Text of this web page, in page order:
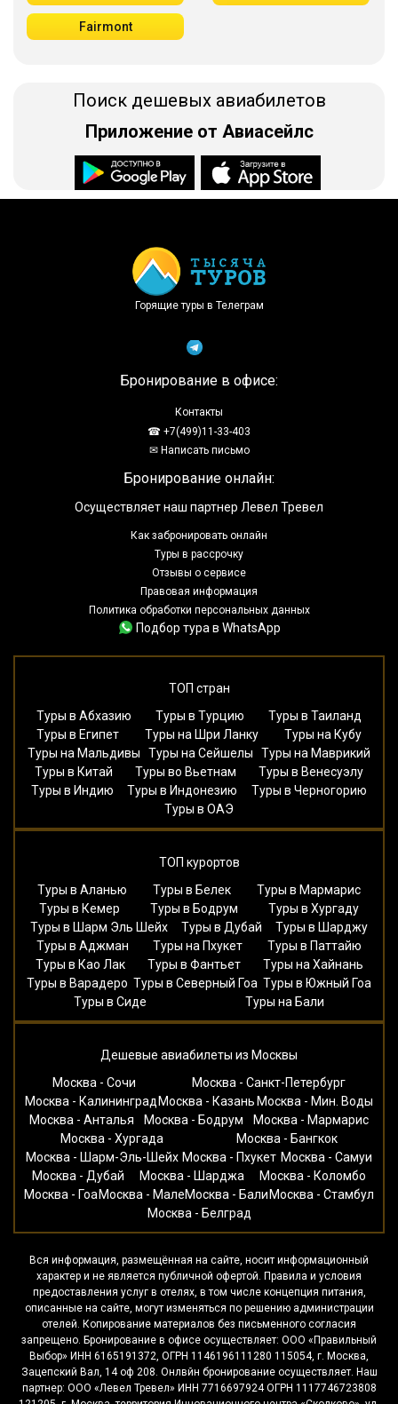
Fairmont
Поиск дешевых авиабилетов
Приложение от Авиасейлс
Горящие туры в Телеграм
Бронирование в офисе:
Контакты
☎ +7(499)11-33-403
✉ Написать письмо
Бронирование онлайн:
Осуществляет наш партнер Левел Тревел
Как забронировать онлайн
Туры в рассрочку
Отзывы о сервисе
Правовая информация
Политика обработки персональных данных
Подбор тура в WhatsApp
ТОП стран
Туры в Абхазию
Туры в Турцию
Туры в Таиланд
Туры в Египет
Туры на Шри Ланку
Туры на Кубу
Туры на Мальдивы
Туры на Сейшелы
Туры на Маврикий
Туры в Китай
Туры во Вьетнам
Туры в Венесуэлу
Туры в Индию
Туры в Индонезию
Туры в Черногорию
Туры в ОАЭ
ТОП курортов
Туры в Аланью
Туры в Белек
Туры в Мармарис
Туры в Кемер
Туры в Бодрум
Туры в Хургаду
Туры в Шарм Эль Шейх
Туры в Дубай
Туры в Шарджу
Туры в Аджман
Туры на Пхукет
Туры в Паттайю
Туры в Као Лак
Туры в Фантьет
Туры на Хайнань
Туры в Варадеро Туры в Северный Гоа Туры в Южный Гоа
Туры в Сиде
Туры на Бали
Дешевые авиабилеты из Москвы
Москва - Сочи
Москва - Санкт-Петербург
Москва - КалининградМосква - КазаньМосква - Мин. Воды
Москва - Анталья
Москва - Бодрум
Москва - Мармарис
Москва - Хургада
Москва - Бангкок
Москва - Шарм-Эль-Шейх Москва - Пхукет Москва - Самуи
Москва - Дубай
Москва - Шарджа
Москва - Коломбо
Москва - ГоаМосква - МалеМосква - БалиМосква - Стамбул
Москва - Белград
Вся информация, размещённая на сайте, носит информационный
характер и не является публичной офертой. Правила и условия
предоставления услуг в отелях, в том числе концепция питания,
описанные на сайте, могут изменяться по решению администрации
отелей. Копирование материалов без письменного согласия
запрещено. Бронирование в офисе осуществляет: ООО «Правильный
Выбор» ИНН 6165191372, ОГРН 1146196111280 115054, г. Москва,
Зацепский Вал, 14 оф 208. Онлвйн бронирование осуществляет. Наш
партнер: ООО «Левел Тревел» ИНН 7716697924 ОГРН 1117746723808